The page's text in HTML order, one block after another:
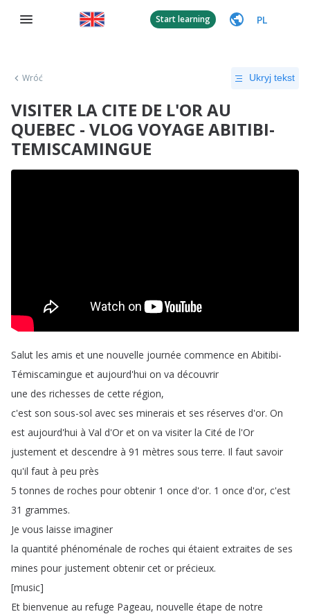
Start learning PL
Wróć Ukryj tekst
VISITER LA CITE DE L'OR AU
QUEBEC - VLOG VOYAGE ABITIBI-
TEMISCAMINGUE
Salut les amis et une nouvelle journée commence en Abitibi-
Témiscamingue et aujourd'hui on va découvrir
une des richesses de cette région,
c'est son sous-sol avec ses minerais et ses réserves d'or. On
est aujourd'hui à Val d'Or et on va visiter la Cité de l'Or
justement et descendre à 91 mètres sous terre. Il faut savoir
qu'il faut à peu près
5tonnes de roches pour obtenir 1 once d'or. 1 once d'or, c'est
31 grammes.
Je vous laisse imaginer
la quantité phénoménale de roches qui étaient extraites de ses
mines pour justement obtenir cet or précieux.
[music]
Et bienvenue au refuge Pageau, nouvelle étape de notre